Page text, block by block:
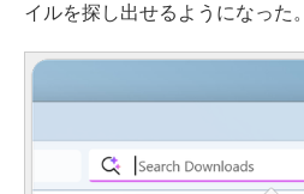
イルを探し出せるようになった。